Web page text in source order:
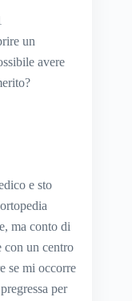
un
avere
e sto
ma conto di
con un centro
se mi occorre
per